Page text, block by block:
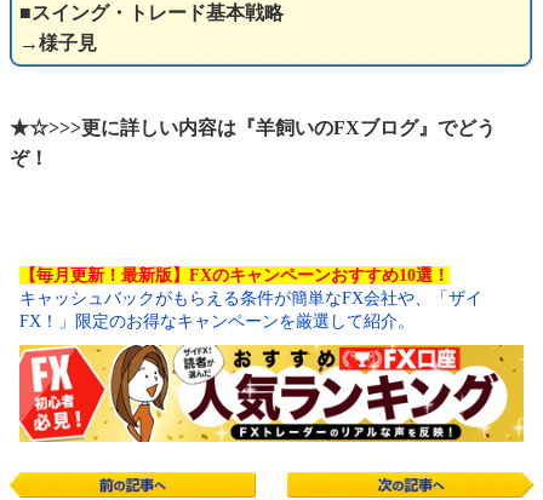
■スイング・トレード基本戦略
→様子見
★☆>>>更に詳しい内容は『羊飼いのFXブログ』でどう
ぞ！
【毎月更新！最新版】FXのキャンペーンおすすめ10選！
キャッシュバックがもらえる条件が簡単なFX会社や、「ザイ
FX！」限定のお得なキャンペーンを厳選して紹介。